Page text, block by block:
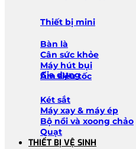
Thiết bị mini
Bàn là
Cân sức khỏe
Máy hút bụi
Ấm siêu tốc
Gia dụng
Két sắt
Máy xay & máy ép
Bộ nồi và xoong chảo
Quạt
THIẾT BỊ VỆ SINH